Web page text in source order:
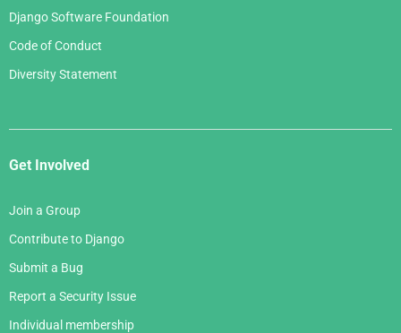
Django Software Foundation
Code of Conduct
Diversity Statement
Get Involved
Join a Group
Contribute to Django
Submit a Bug
Report a Security Issue
Individual membership